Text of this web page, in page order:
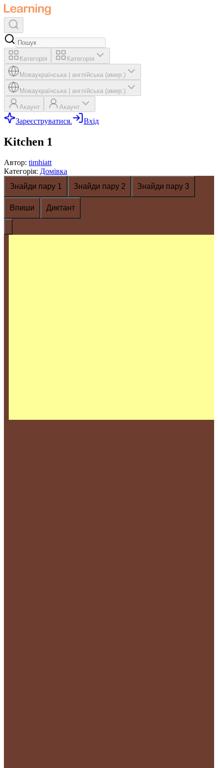
Категорія Категорія
Моваукраїнська англійська (амер.)
Моваукраїнська англійська (амер.)
Акаунт Акаунт
Зареєструватися. Вхід
Kitchen 1
Автор: timhiatt
Категорія: Домівка
Знайди пару 1
Знайди пару 2 Знайди пару 3
Впиши Диктант